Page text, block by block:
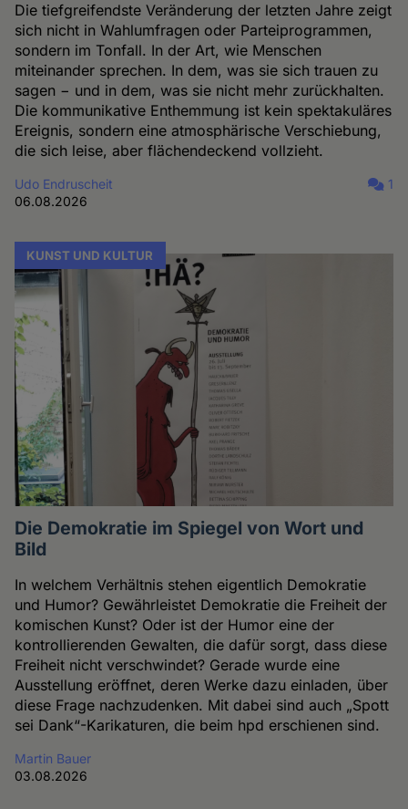
Die tiefgreifendste Veränderung der letzten Jahre zeigt
sich nicht in Wahlumfragen oder Parteiprogrammen,
sondern im Tonfall. In der Art, wie Menschen
miteinander sprechen. In dem, was sie sich trauen zu
sagen − und in dem, was sie nicht mehr zurückhalten.
Die kommunikative Enthemmung ist kein spektakuläres
Ereignis, sondern eine atmosphärische Verschiebung,
die sich leise, aber flächendeckend vollzieht.
Udo Endruscheit
06.08.2026
1
KUNST UND KULTUR
Die Demokratie im Spiegel von Wort und
Bild
In welchem Verhältnis stehen eigentlich Demokratie
und Humor? Gewährleistet Demokratie die Freiheit der
komischen Kunst? Oder ist der Humor eine der
kontrollierenden Gewalten, die dafür sorgt, dass diese
Freiheit nicht verschwindet? Gerade wurde eine
Ausstellung eröffnet, deren Werke dazu einladen, über
diese Frage nachzudenken. Mit dabei sind auch „Spott
sei Dank“-Karikaturen, die beim hpd erschienen sind.
Martin Bauer
03.08.2026